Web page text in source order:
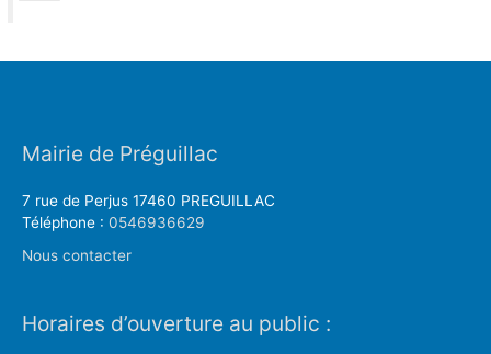
Mairie de Préguillac
7 rue de Perjus 17460 PREGUILLAC
Téléphone : 0546936629
Nous contacter
Horaires d’ouverture au public :